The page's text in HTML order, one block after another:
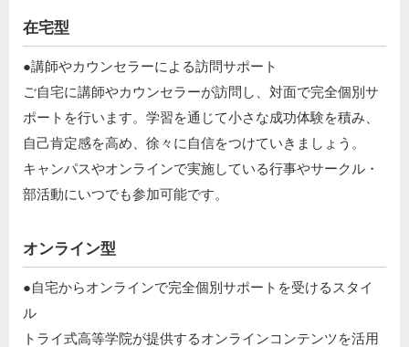
在宅型
●講師やカウンセラーによる訪問サポート​
​ ご自宅に講師やカウンセラーが訪問し、対面で完全個別サ
ポートを行います。学習を通じて小さな成功体験を積み、
自己肯定感を高め、徐々に自信をつけていきましょう。​
キャンパスやオンラインで実施している行事やサークル・
部活動にいつでも参加可能です。
オンライン型
●自宅からオンラインで完全個別サポートを受けるスタイ
ル​
トライ式高等学院が提供するオンラインコンテンツを活用